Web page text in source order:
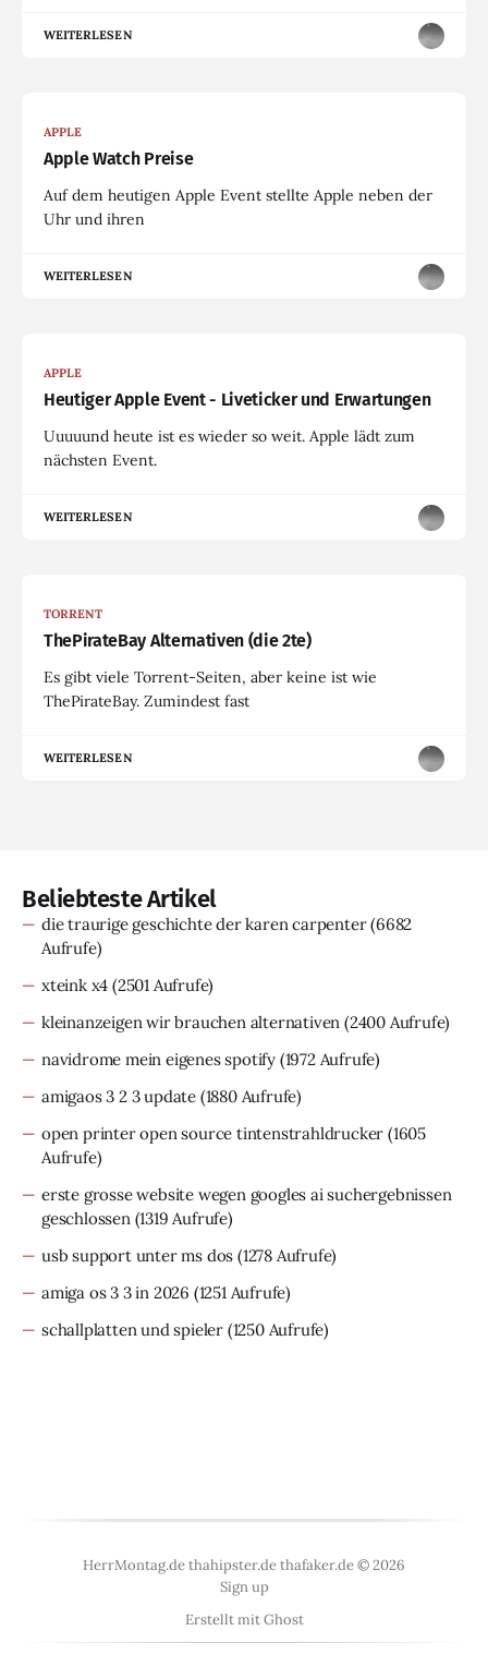
WEITERLESEN
APPLE
Apple Watch Preise
Auf dem heutigen Apple Event stellte Apple neben der
Uhr und ihren
WEITERLESEN
APPLE
Heutiger Apple Event - Liveticker und Erwartungen
Uuuuund heute ist es wieder so weit. Apple lädt zum
nächsten Event.
WEITERLESEN
TORRENT
ThePirateBay Alternativen (die 2te)
Es gibt viele Torrent-Seiten, aber keine ist wie
ThePirateBay. Zumindest fast
WEITERLESEN
Beliebteste Artikel
die traurige geschichte der karen carpenter(6682
Aufrufe)
xteink x4 (2501 Aufrufe)
kleinanzeigen wir brauchen alternativen (2400 Aufrufe)
navidrome mein eigenes spotify (1972 Aufrufe)
amigaos 3 2 3 update (1880 Aufrufe)
open printer open source tintenstrahldrucker (1605
Aufrufe)
erste grosse website wegen googles ai suchergebnissen
geschlossen(1319 Aufrufe)
usb support unter ms dos (1278 Aufrufe)
amiga os 3 3 in 2026 (1251 Aufrufe)
schallplatten und spieler (1250 Aufrufe)
HerrMontag.de thahipster.de thafaker.de © 2026
Sign up
Erstellt mitGhost